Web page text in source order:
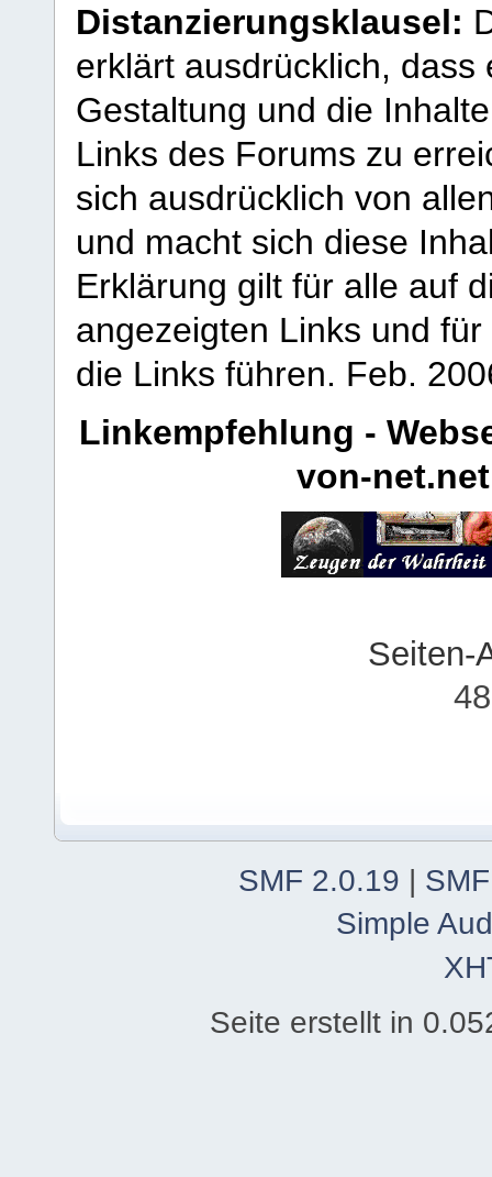
Distanzierungsklausel:
erklärt ausdrücklich,
Gestaltung und die
Links des Forums zu
sich ausdrücklich von
und macht sich diese
Erklärung gilt für alle auf
angezeigten Links und
die Links führen. Feb.
Linkempfehlung -
von-net.net
Seiten-
SMF 2.0.19 |
Simple
Seite erstellt in